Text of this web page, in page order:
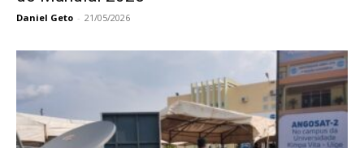
Daniel Geto - 21/05/2026